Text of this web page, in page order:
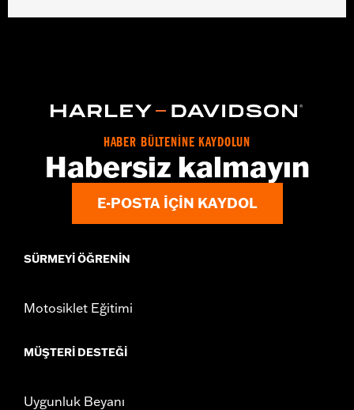
Imported
HABER BÜLTENİNE KAYDOLUN
Habersiz kalmayın
E-POSTA IÇIN KAYDOL
SÜRMEYI ÖĞRENIN
Motosiklet Eğitimi
MÜŞTERI DESTEĞI
Uygunluk Beyanı